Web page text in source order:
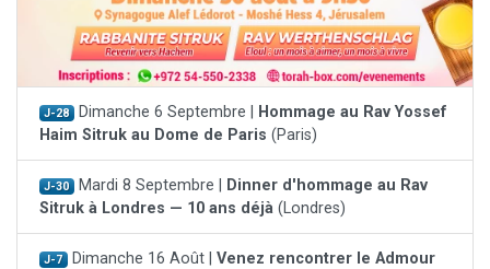
J-28 Dimanche 6 Septembre |
Hommage au Rav Yossef
Haim Sitruk au Dome de Paris (Paris)
J-30 Mardi 8 Septembre |
Dinner d'hommage au Rav
Sitruk à Londres — 10 ans déjà (Londres)
J-7 Dimanche 16 Août | Venez rencontrer le Admour